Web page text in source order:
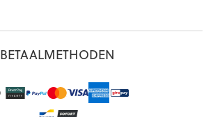
BETAALMETHODEN